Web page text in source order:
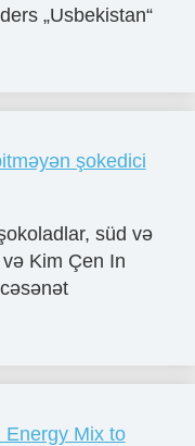
„Usbekistan“
şokedici
süd və
Kim Çen In
Energy Mix to